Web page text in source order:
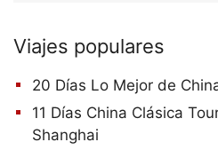
Viajes populares
20 Días Lo Mejor de
11 Días China Clásica
Shanghai